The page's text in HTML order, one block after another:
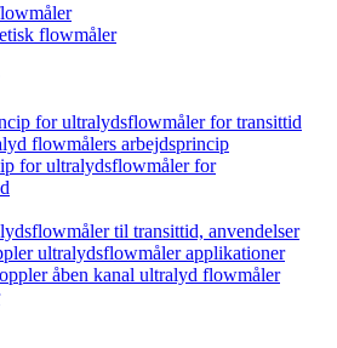
flowmåler
for ultralydsflowmåler for transittid
flowmålers arbejdsprincip
for ultralydsflowmåler for
til transittid, anvendelser
ultralydsflowmåler applikationer
åben kanal ultralyd flowmåler